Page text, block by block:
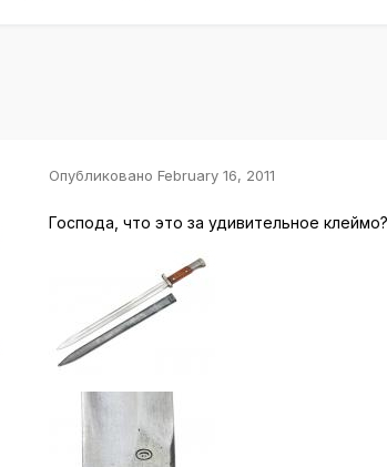
Опубликовано February 16, 2011
Господа, что это за удивительное